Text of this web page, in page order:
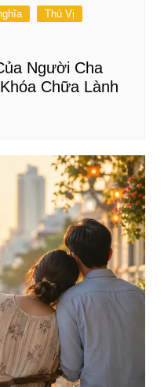
Thú Vị
Người Cha
Chữa Lành